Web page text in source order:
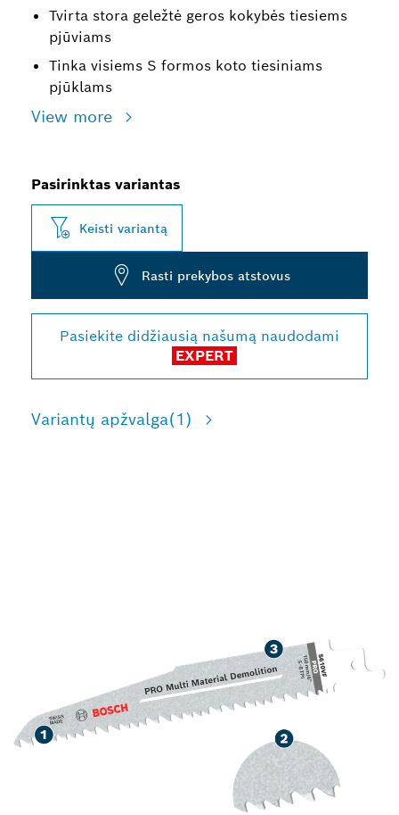
Tvirta stora geležtė geros kokybės tiesiems
pjūviams
Tinka visiems S formos koto tiesiniams
pjūklams
View more
Pasirinktas variantas
Keisti variantą
Rasti prekybos atstovus
Pasiekite didžiausią našumą naudodami
EXPERT
Variantų apžvalga(1)